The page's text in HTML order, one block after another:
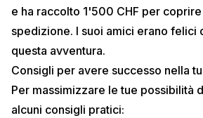
e ha raccolto 1'500 CHF per
spedizione. I suoi amici erano felici
questa avventura.
Consigli per avere successo nella
Per massimizzare le tue possibilità
alcuni consigli pratici: